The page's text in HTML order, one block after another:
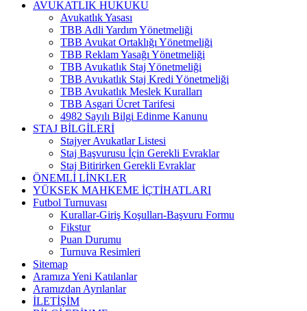
AVUKATLIK HUKUKU
Avukatlık Yasası
TBB Adli Yardım Yönetmeliği
TBB Avukat Ortaklığı Yönetmeliği
TBB Reklam Yasağı Yönetmeliği
TBB Avukatlık Staj Yönetmeliği
TBB Avukatlık Staj Kredi Yönetmeliği
TBB Avukatlık Meslek Kuralları
TBB Asgari Ücret Tarifesi
4982 Sayılı Bilgi Edinme Kanunu
STAJ BİLGİLERİ
Stajyer Avukatlar Listesi
Staj Başvurusu İçin Gerekli Evraklar
Staj Bitirirken Gerekli Evraklar
ÖNEMLİ LİNKLER
YÜKSEK MAHKEME İÇTİHATLARI
Futbol Turnuvası
Kurallar-Giriş Koşulları-Başvuru Formu
Fikstur
Puan Durumu
Turnuva Resimleri
Sitemap
Aramıza Yeni Katılanlar
Aramızdan Ayrılanlar
İLETİŞİM